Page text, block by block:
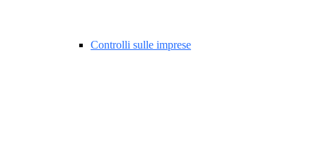
Controlli sulle imprese